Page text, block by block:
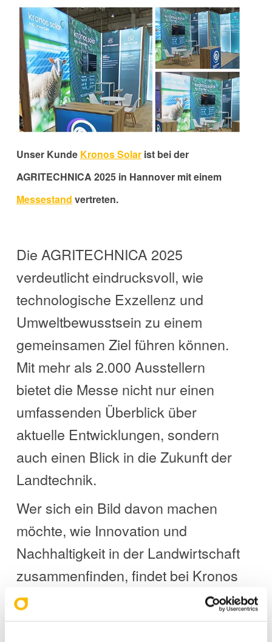
Unser Kunde Kronos Solarist bei der
AGRITECHNICA 2025 in Hannover mit einem
Messestand vertreten.
Die AGRITECHNICA 2025
verdeutlicht eindrucksvoll, wie
technologische Exzellenz und
Umweltbewusstsein zu einem
gemeinsamen Ziel führen können.
Mit mehr als 2.000 Ausstellern
bietet die Messe nicht nur einen
umfassenden Überblick über
aktuelle Entwicklungen, sondern
auch einen Blick in die Zukunft der
Landtechnik.
Wer sich ein Bild davon machen
möchte, wie Innovation und
Nachhaltigkeit in der Landwirtschaft
zusammenfinden, findet bei Kronos
Solar Projects in Halle 24 wertvolle